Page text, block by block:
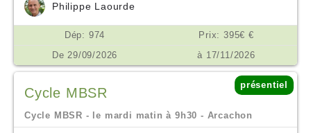
Philippe Laourde
Dép: 974
Prix: 395€ €
De 29/09/2026
à 17/11/2026
Cycle MBSR
présentiel
Cycle MBSR - le mardi matin à 9h30 - Arcachon